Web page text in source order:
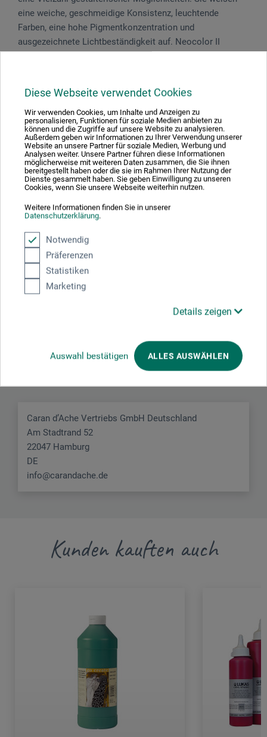
Diese Webseite verwendet Cookies
Wir verwenden Cookies, um Inhalte und Anzeigen zu
personalisieren, Funktionen für soziale Medien anbieten zu
können und die Zugriffe auf unsere Website zu analysieren.
Außerdem geben wir Informationen zu Ihrer Verwendung unserer
Website an unsere Partner für soziale Medien, Werbung und
Analysen weiter. Unsere Partner führen diese Informationen
möglicherweise mit weiteren Daten zusammen, die Sie ihnen
bereitgestellt haben oder die sie im Rahmen Ihrer Nutzung der
Dienste gesammelt haben. Sie geben Einwilligung zu unseren
Cookies, wenn Sie unsere Webseite weiterhin nutzen.
Weitere Informationen finden Sie in unserer
Datenschutzerklärung.
Notwendig
Präferenzen
Statistiken
Marketing
Details zeigen
Auswahl bestätigen ALLES AUSWÄHLEN
eine weiche, geschmeidige Konsistenz, leuchtende
Farben, eine hohe Pigmentkonzentration und
ausgezeichnete Lichtbeständigkeit auf. Neocolor II
für Leuchttafeln geeignet. Entspricht der Norm ASTM
D4236. Länge ca. 10 cm, Ø ca. 8,6 mm.
Produktbewertungen (0)
Schreiben Sie die erste Bewertung zu diesem Produkt
Hersteller-Kontakt
Hier finden Sie die Kontaktdaten des Herstellers zu
Caran d’Ache Vertriebs GmbH Deutschland
Am Stadtrand 52
22047 Hamburg
DE
info@carandache.de
Kunden kauften auch